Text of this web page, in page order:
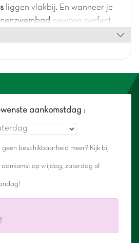
liggen vlakbij. En wanneer je
gewoon perfect
aankomstdag :
geen beschikbaarheid meer? Kijk bij
aankomst op vrijdag, zaterdag of